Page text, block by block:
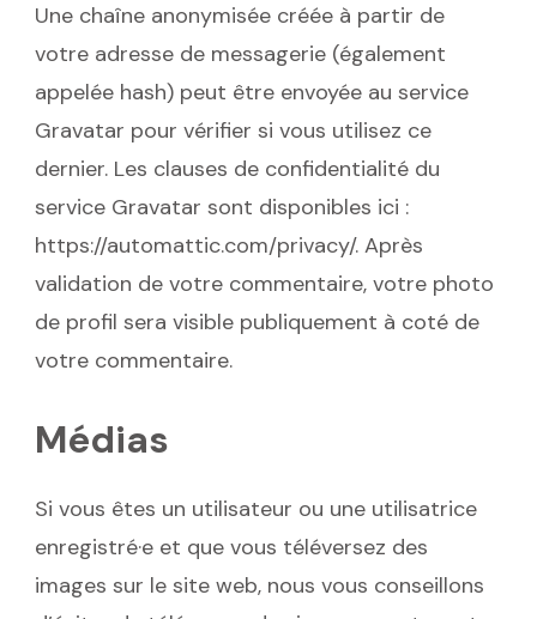
Une chaîne anonymisée créée à partir de
votre adresse de messagerie (également
appelée hash) peut être envoyée au service
Gravatar pour vérifier si vous utilisez ce
dernier. Les clauses de confidentialité du
service Gravatar sont disponibles ici :
https://automattic.com/privacy/. Après
validation de votre commentaire, votre photo
de profil sera visible publiquement à coté de
votre commentaire.
Médias
Si vous êtes un utilisateur ou une utilisatrice
enregistré·e et que vous téléversez des
images sur le site web, nous vous conseillons